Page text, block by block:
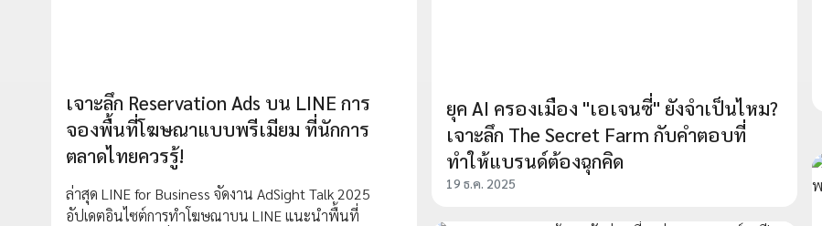
เจาะลึก Reservation Ads บน LINE การ
จองพื้นที่โฆษณาแบบพรีเมียม ที่นักการ
ตลาดไทยควรรู้!
ล่าสุด LINE for Business จัดงาน AdSight Talk 2025
อัปเดตอินไซต์การทำโฆษณาบน LINE แนะนำพื้นที่
ยุค AI ครองเมือง "เอเจนซี่" ยังจำเป็นไหม?
เจาะลึก The Secret Farm กับคำตอบที่
ทำให้แบรนด์ต้องฉุกคิด
19 ธ.ค. 2025